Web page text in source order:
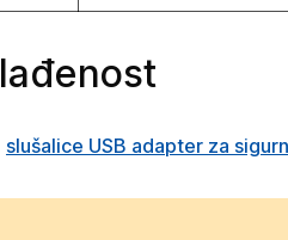
slušalice USB adapter za